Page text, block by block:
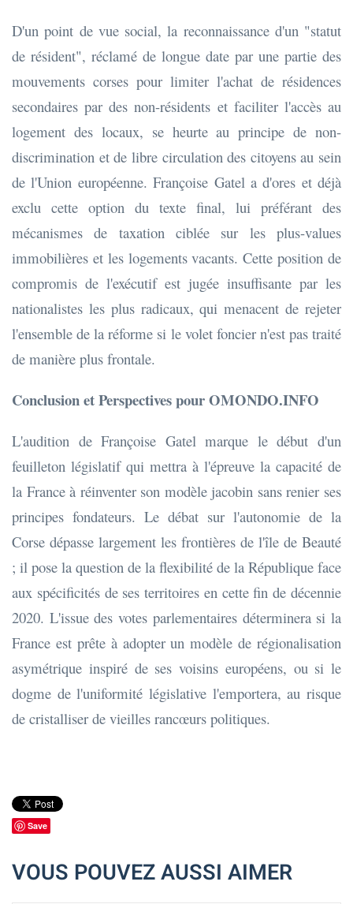
D'un point de vue social, la reconnaissance d'un "statut
de résident", réclamé de longue date par une partie des
mouvements corses pour limiter l'achat de résidences
secondaires par des non-résidents et faciliter l'accès au
logement des locaux, se heurte au principe de non-
discrimination et de libre circulation des citoyens au sein
de l'Union européenne. Françoise Gatel a d'ores et déjà
exclu cette option du texte final, lui préférant des
mécanismes de taxation ciblée sur les plus-values
immobilières et les logements vacants. Cette position de
compromis de l'exécutif est jugée insuffisante par les
nationalistes les plus radicaux, qui menacent de rejeter
l'ensemble de la réforme si le volet foncier n'est pas traité
de manière plus frontale.
Conclusion et Perspectives pour OMONDO.INFO
L'audition de Françoise Gatel marque le début d'un
feuilleton législatif qui mettra à l'épreuve la capacité de
la France à réinventer son modèle jacobin sans renier ses
principes fondateurs. Le débat sur l'autonomie de la
Corse dépasse largement les frontières de l'île de Beauté
; il pose la question de la flexibilité de la République face
aux spécificités de ses territoires en cette fin de décennie
2020. L'issue des votes parlementaires déterminera si la
France est prête à adopter un modèle de régionalisation
asymétrique inspiré de ses voisins européens, ou si le
dogme de l'uniformité législative l'emportera, au risque
de cristalliser de vieilles rancœurs politiques.
Save
VOUS POUVEZ AUSSI AIMER